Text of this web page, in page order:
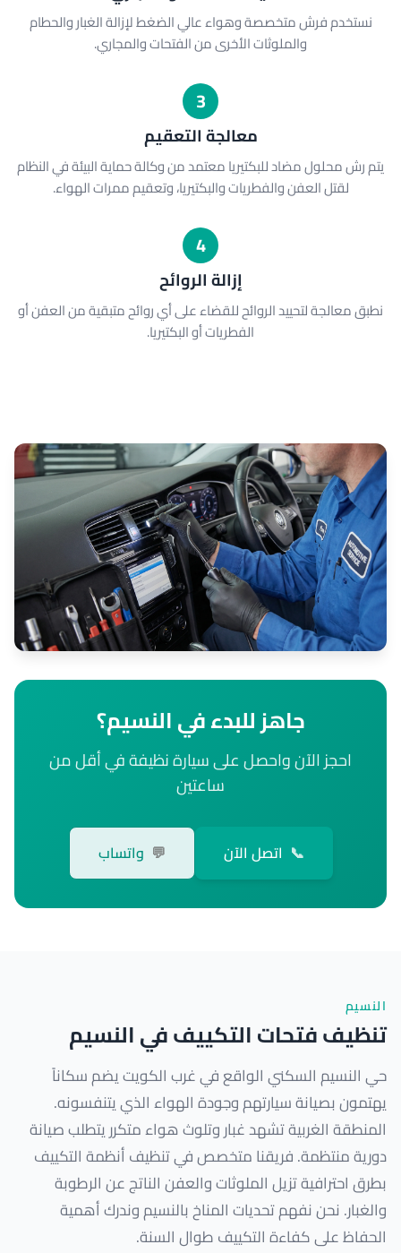
نستخدم فرش متخصصة وهواء عالي الضغط لإزالة الغبار والحطام
والملوثات الأخرى من الفتحات والمجاري.
3
معالجة التعقيم
يتم رش محلول مضاد للبكتيريا معتمد من وكالة حماية البيئة في النظام
لقتل العفن والفطريات والبكتيريا، وتعقيم ممرات الهواء.
4
إزالة الروائح
نطبق معالجة لتحييد الروائح للقضاء على أي روائح متبقية من العفن أو
الفطريات أو البكتيريا.
جاهز للبدء في النسيم؟
احجز الآن واحصل على سيارة نظيفة في أقل من
ساعتين
📞 اتصل الآن 💬 واتساب
النسيم
تنظيف فتحات التكييف في النسيم
حي النسيم السكني الواقع في غرب الكويت يضم سكاناً
يهتمون بصيانة سيارتهم وجودة الهواء الذي يتنفسونه.
المنطقة الغربية تشهد غبار وتلوث هواء متكرر يتطلب صيانة
دورية منتظمة. فريقنا متخصص في تنظيف أنظمة التكييف
بطرق احترافية تزيل الملوثات والعفن الناتج عن الرطوبة
والغبار. نحن نفهم تحديات المناخ بالنسيم وندرك أهمية
الحفاظ على كفاءة التكييف طوال السنة.